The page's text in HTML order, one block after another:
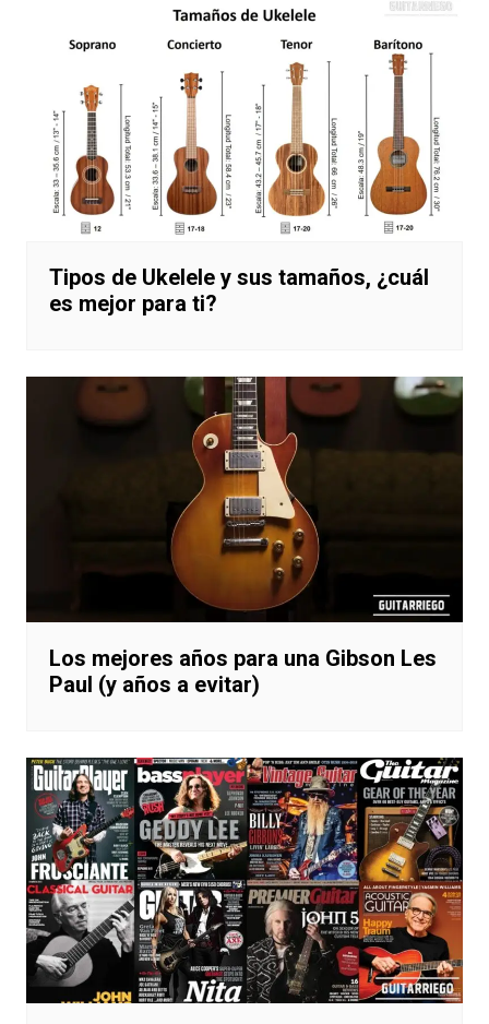
Tipos de Ukelele y sus tamaños, ¿cuál
es mejor para ti?
Los mejores años para una Gibson Les
Paul (y años a evitar)